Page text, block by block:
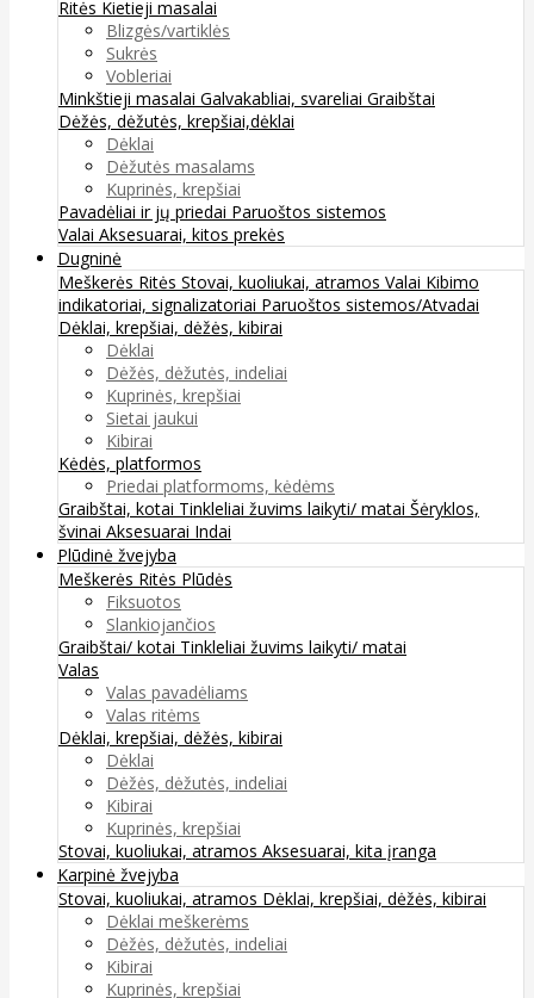
Ritės Kietieji masalai
Blizgės/vartiklės
Sukrės
Vobleriai
Minkštieji masalai Galvakabliai, svareliai Graibštai
Dėžės, dėžutės, krepšiai,dėklai
Dėklai
Dėžutės masalams
Kuprinės, krepšiai
Pavadėliai ir jų priedai Paruoštos sistemos
Valai Aksesuarai, kitos prekės
Dugninė
Meškerės Ritės Stovai, kuoliukai, atramos Valai Kibimo
indikatoriai, signalizatoriai Paruoštos sistemos/Atvadai
Dėklai, krepšiai, dėžės, kibirai
Dėklai
Dėžės, dėžutės, indeliai
Kuprinės, krepšiai
Sietai jaukui
Kibirai
Kėdės, platformos
Priedai platformoms, kėdėms
Graibštai, kotai Tinkleliai žuvims laikyti/ matai Šėryklos,
švinai Aksesuarai Indai
Plūdinė žvejyba
Meškerės Ritės Plūdės
Fiksuotos
Slankiojančios
Graibštai/ kotai Tinkleliai žuvims laikyti/ matai
Valas
Valas pavadėliams
Valas ritėms
Dėklai, krepšiai, dėžės, kibirai
Dėklai
Dėžės, dėžutės, indeliai
Kibirai
Kuprinės, krepšiai
Stovai, kuoliukai, atramos Aksesuarai, kita įranga
Karpinė žvejyba
Stovai, kuoliukai, atramos Dėklai, krepšiai, dėžės, kibirai
Dėklai meškerėms
Dėžės, dėžutės, indeliai
Kibirai
Kuprinės, krepšiai